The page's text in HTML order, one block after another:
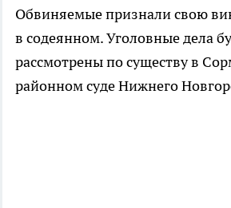
Обвиняемые признали свою
в содеянном. Уголовные дела
рассмотрены по существу в
районном суде Нижнего